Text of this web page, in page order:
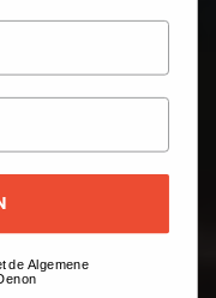
de Algemene